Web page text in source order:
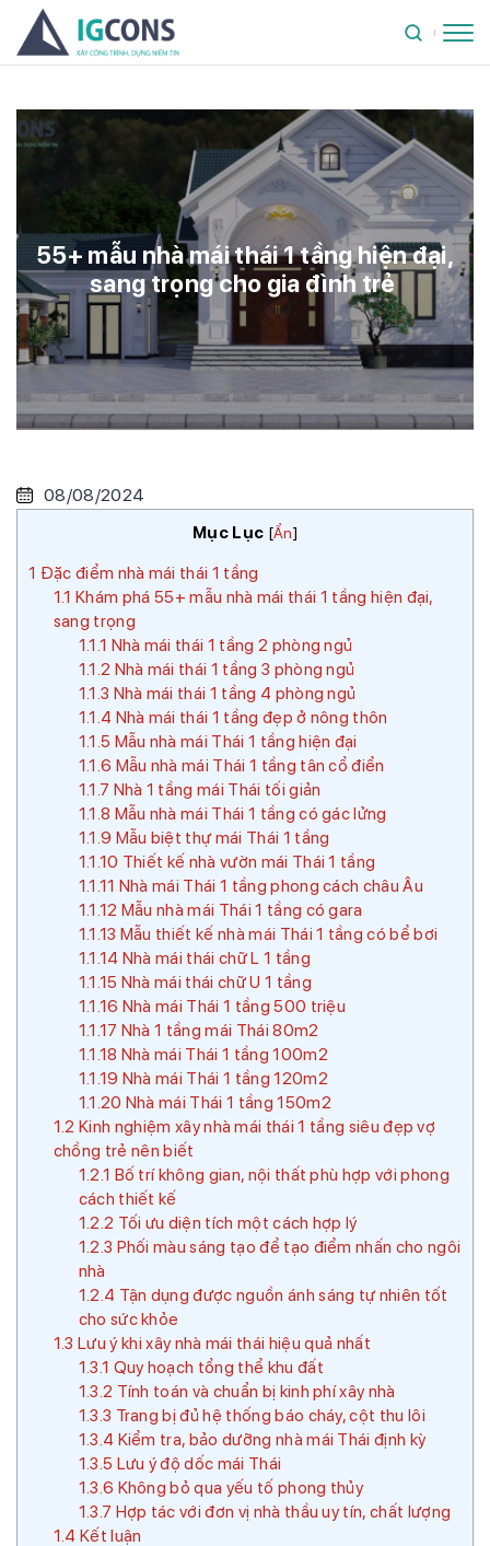
55+ mẫu nhà mái thái 1 tầng hiện đại,
sang trọng cho gia đình trẻ
08/08/2024
Mục Lục [Ẩn]
1 Đặc điểm nhà mái thái 1 tầng
1.1 Khám phá 55+ mẫu nhà mái thái 1 tầng hiện đại,
sang trọng
1.1.1 Nhà mái thái 1 tầng 2 phòng ngủ
1.1.2 Nhà mái thái 1 tầng 3 phòng ngủ
1.1.3 Nhà mái thái 1 tầng 4 phòng ngủ
1.1.4 Nhà mái thái 1 tầng đẹp ở nông thôn
1.1.5 Mẫu nhà mái Thái 1 tầng hiện đại
1.1.6 Mẫu nhà mái Thái 1 tầng tân cổ điển
1.1.7 Nhà 1 tầng mái Thái tối giản
1.1.8 Mẫu nhà mái Thái 1 tầng có gác lửng
1.1.9 Mẫu biệt thự mái Thái 1 tầng
1.1.10 Thiết kế nhà vườn mái Thái 1 tầng
1.1.11 Nhà mái Thái 1 tầng phong cách châu Âu
1.1.12 Mẫu nhà mái Thái 1 tầng có gara
1.1.13 Mẫu thiết kế nhà mái Thái 1 tầng có bể bơi
1.1.14 Nhà mái thái chữ L 1 tầng
1.1.15 Nhà mái thái chữ U 1 tầng
1.1.16 Nhà mái Thái 1 tầng 500 triệu
1.1.17 Nhà 1 tầng mái Thái 80m2
1.1.18 Nhà mái Thái 1 tầng 100m2
1.1.19 Nhà mái Thái 1 tầng 120m2
1.1.20 Nhà mái Thái 1 tầng 150m2
1.2 Kinh nghiệm xây nhà mái thái 1 tầng siêu đẹp vợ
chồng trẻ nên biết
1.2.1 Bố trí không gian, nội thất phù hợp với phong
cách thiết kế
1.2.2 Tối ưu diện tích một cách hợp lý
1.2.3 Phối màu sáng tạo để tạo điểm nhấn cho ngôi
nhà
1.2.4 Tận dụng được nguồn ánh sáng tự nhiên tốt
cho sức khỏe
1.3 Lưu ý khi xây nhà mái thái hiệu quả nhất
1.3.1 Quy hoạch tổng thể khu đất
1.3.2 Tính toán và chuẩn bị kinh phí xây nhà
1.3.3 Trang bị đủ hệ thống báo cháy, cột thu lôi
1.3.4 Kiểm tra, bảo dưỡng nhà mái Thái định kỳ
1.3.5 Lưu ý độ dốc mái Thái
1.3.6 Không bỏ qua yếu tố phong thủy
1.3.7 Hợp tác với đơn vị nhà thầu uy tín, chất lượng
1.4 Kết luận